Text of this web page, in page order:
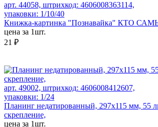
арт. 44058, штрихкод: 4606008363114,
упаковки: 1/10/40
Книжка-картинка "Познавайка" КТО
цена за 1шт.
21 ₽
арт. 49002, штрихкод: 4606008412607,
упаковки: 1/24
Планинг недатированный, 297х115 мм, 55
скрепление,
цена за 1шт.